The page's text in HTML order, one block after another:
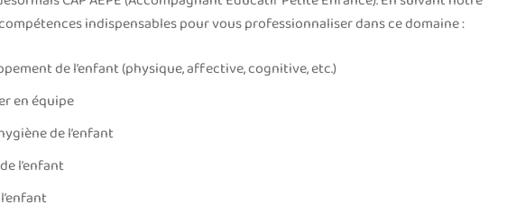
indispensables pour vous professionnaliser dans ce domaine :
de l’enfant (physique, affective, cognitive, etc.)
en équipe
de l’enfant
l’enfant